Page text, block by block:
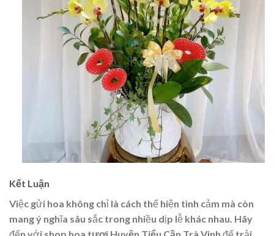
Kết Luận
Việc gửi hoa không chỉ là cách thể hiện tình cảm mà còn
mang ý nghĩa sâu sắc trong nhiều dịp lễ khác nhau. Hãy
đến với shop hoa tươi Huyện Tiểu Cần Trà Vinh để trải